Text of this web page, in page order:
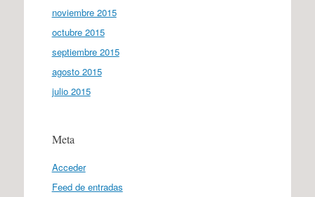
noviembre 2015
octubre 2015
septiembre 2015
agosto 2015
julio 2015
Meta
Acceder
Feed de entradas